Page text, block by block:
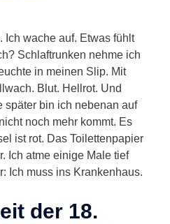
Ich wache auf. Etwas fühlt
Schlaftrunken nehme ich
in meinen Slip. Mit
Blut. Hellrot. Und
später bin ich nebenan auf
noch mehr kommt. Es
ist rot. Das Toilettenpapier
Ich atme einige Male tief
Ich muss ins Krankenhaus.
der 18.